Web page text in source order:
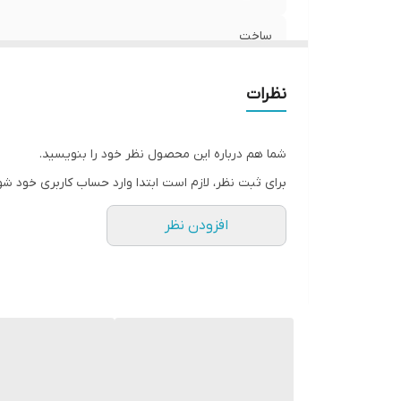
ساخت
نظرات
شما هم درباره این محصول نظر خود را بنویسید.
برای ثبت نظر، لازم است ابتدا وارد حساب کاربری خود
افزودن نظر